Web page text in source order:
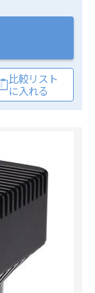
比較リスト
に入れる